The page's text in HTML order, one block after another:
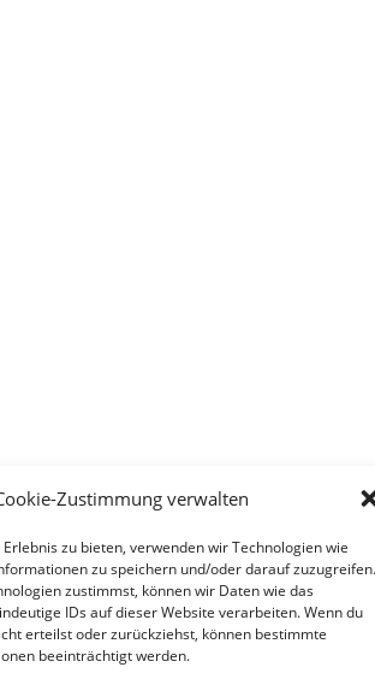
Zustimmung verwalten
zu bieten, verwenden wir Technologien wie
zu speichern und/oder darauf zuzugreifen.
zustimmst, können wir Daten wie das
IDs auf dieser Website verarbeiten. Wenn du
erteilst oder zurückziehst, können bestimmte
beeinträchtigt werden.